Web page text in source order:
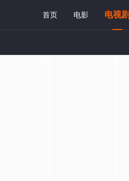
首页 电影 电视剧